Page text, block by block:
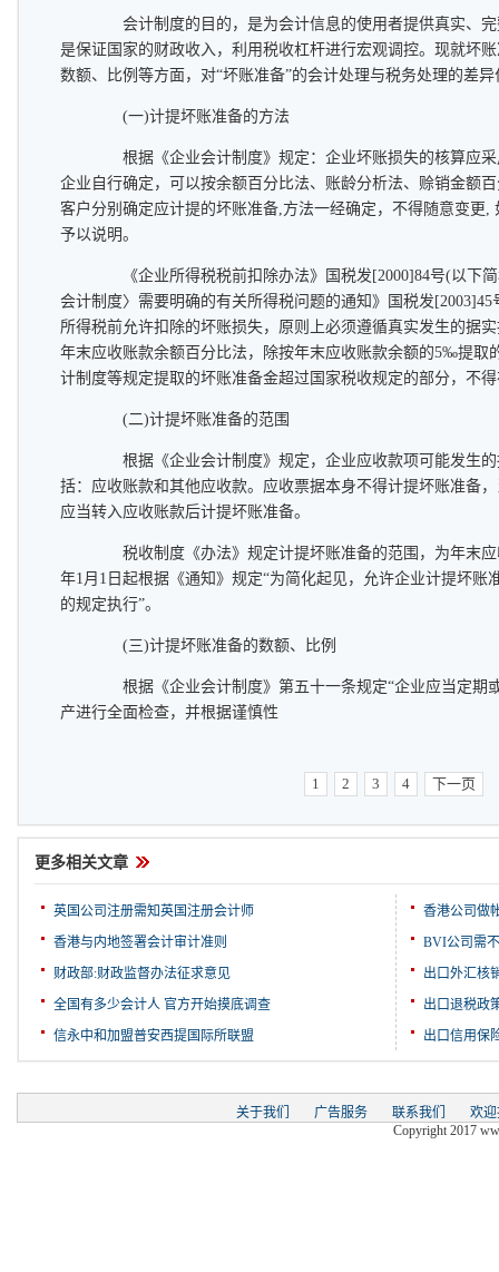
会计制度的目的，是为会计信息的使用者提供真实、完
是保证国家的财政收入，利用税收杠杆进行宏观调控。现就坏
数额、比例等方面，对“坏账准备”的会计处理与税务处理的差异
(一)计提坏账准备的方法
根据《企业会计制度》规定：企业坏账损失的核算应采
企业自行确定，可以按余额百分比法、账龄分析法、赊销金额
客户分别确定应计提的坏账准备,方法一经确定，不得随意变更,
予以说明。
《企业所得税税前扣除办法》国税发[2000]84号(以下简
会计制度〉需要明确的有关所得税问题的通知》国税发
所得税前允许扣除的坏账损失，原则上必须遵循真实发生的据
年末应收账款余额百分比法，除按年末应收账款余额的5‰提取
计制度等规定提取的坏账准备金超过国家税收规定的部分，不
(二)计提坏账准备的范围
根据《企业会计制度》规定，企业应收款项可能发生的
括：应收账款和其他应收款。应收票据本身不得计提坏账准备
应当转入应收账款后计提坏账准备。
税收制度《办法》规定计提坏账准备的范围，为年末应
年1月1日起根据《通知》规定“为简化起见，允许企业计提坏账
的规定执行”。
(三)计提坏账准备的数额、比例
根据《企业会计制度》第五十一条规定“企业应当定期
产进行全面检查，并根据谨慎性
1 2 3 4 下一页
更多相关文章
英国公司注册需知英国注册会计师
香港与内地签署会计审计准则
财政部:财政监督办法征求意见
全国有多少会计人 官方开始摸底调查
信永中和加盟普安西提国际所联盟
香港公司做
BVI公司需
出口外汇核
出口退税政
出口信用保
关于我们 广告服务 联系我们
欢
Copyright 2017